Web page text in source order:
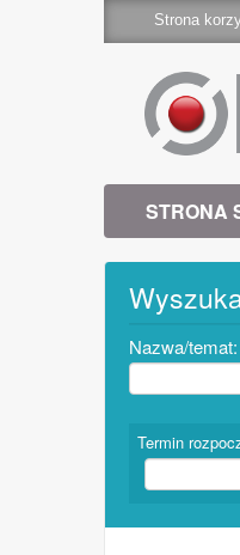
Strona
STRONA
Nazwa/temat:
Termin